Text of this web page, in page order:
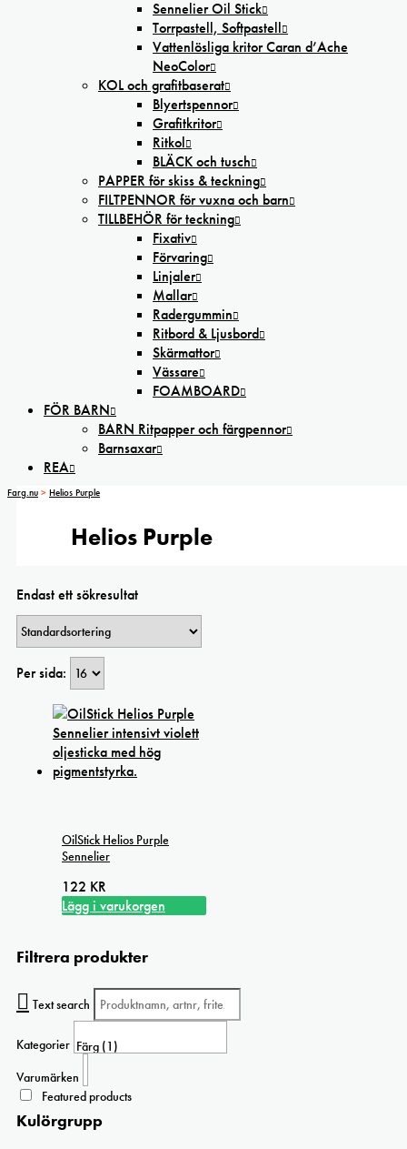
Sennelier Oil Stick
Torrpastell, Softpastell
Vattenlösliga kritor Caran d’Ache
NeoColor
KOL och grafitbaserat
Blyertspennor
Grafitkritor
Ritkol
BLÄCK och tusch
PAPPER för skiss & teckning
FILTPENNOR för vuxna och barn
TILLBEHÖR för teckning
Fixativ
Förvaring
Linjaler
Mallar
Radergummin
Ritbord & Ljusbord
Skärmattor
Vässare
FOAMBOARD
FÖR BARN
BARN Ritpapper och färgpennor
Barnsaxar
REA
Farg.nu > Helios Purple
Helios Purple
Endast ett sökresultat
Per sida:
OilStick Helios Purple
Sennelier
122 KR
Lägg i varukorgen
Filtrera produkter
Text search
Kategorier
Varumärken
Featured products
Kulörgrupp